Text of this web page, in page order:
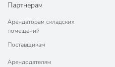
Партнерам
Арендаторам складских
помещений
Поставщикам
Арендодателям